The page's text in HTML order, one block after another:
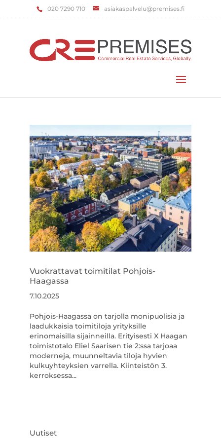
‌020 7290 710 asiakaspalvelu@premises.fi
Vuokrattavat toimitilat Pohjois-
Haagassa
7.10.2025
Pohjois-Haagassa on tarjolla monipuolisia ja
laadukkaisia toimitiloja yrityksille
erinomaisilla sijainneilla. Erityisesti X Haagan
toimistotalo Eliel Saarisen tie 2:ssa tarjoaa
moderneja, muunneltavia tiloja hyvien
kulkuyhteyksien varrella. Kiinteistön 3.
kerroksessa...
Uutiset